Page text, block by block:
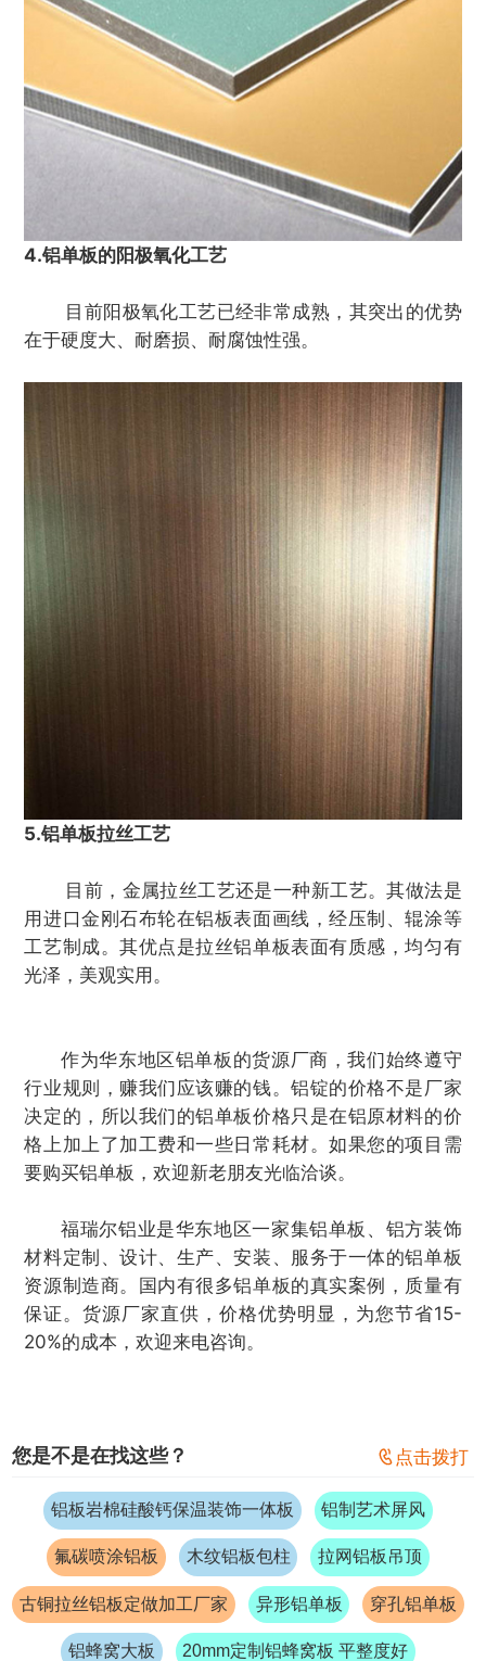
4.铝单板的阳极氧化工艺
目前阳极氧化工艺已经非常成熟，其突出的优势
在于硬度大、耐磨损、耐腐蚀性强。
5.铝单板拉丝工艺
目前，金属拉丝工艺还是一种新工艺。其做法是
用进口金刚石布轮在铝板表面画线，经压制、辊涂等
工艺制成。其优点是拉丝铝单板表面有质感，均匀有
光泽，美观实用。
作为华东地区铝单板的货源厂商，我们始终遵守
行业规则，赚我们应该赚的钱。铝锭的价格不是厂家
决定的，所以我们的铝单板价格只是在铝原材料的价
格上加上了加工费和一些日常耗材。如果您的项目需
要购买铝单板，欢迎新老朋友光临洽谈。
福瑞尔铝业是华东地区一家集铝单板、铝方装饰
材料定制、设计、生产、安装、服务于一体的铝单板
资源制造商。国内有很多铝单板的真实案例，质量有
保证。货源厂家直供，价格优势明显，为您节省15-
20%的成本，欢迎来电咨询。
您是不是在找这些？  点击拨打
铝板岩棉硅酸钙保温装饰一体板 铝制艺术屏风
氟碳喷涂铝板 木纹铝板包柱 拉网铝板吊顶
古铜拉丝铝板定做加工厂家 异形铝单板 穿孔铝单板
铝蜂窝大板 20mm定制铝蜂窝板 平整度好